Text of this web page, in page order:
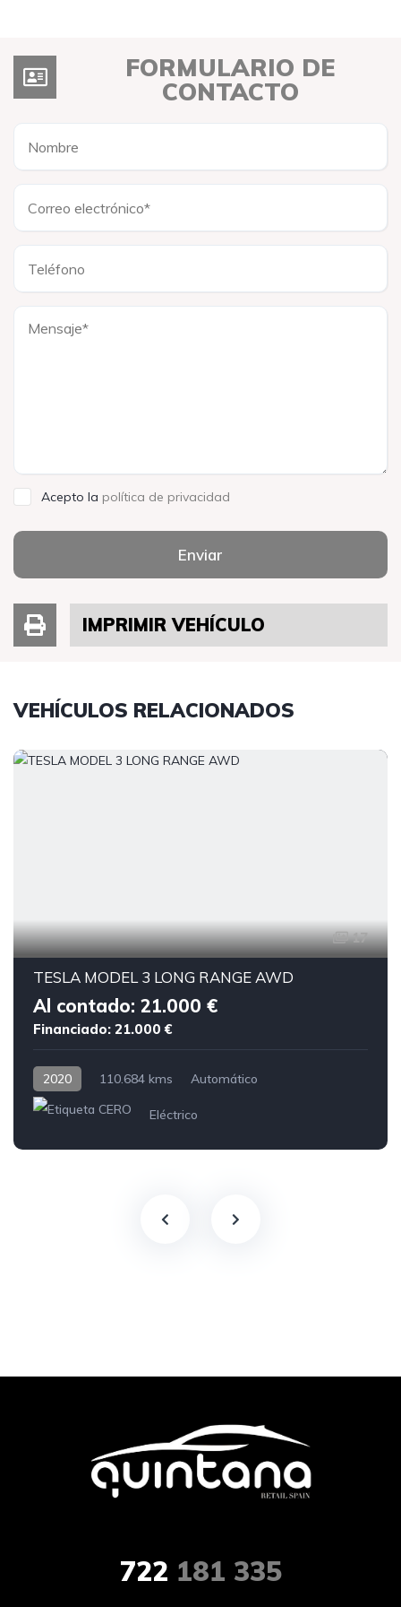
FORMULARIO DE
CONTACTO
Acepto la política de privacidad
Enviar
IMPRIMIR VEHÍCULO
VEHÍCULOS RELACIONADOS
17
TESLA MODEL 3 LONG RANGE AWD
Al contado: 21.000 €
Financiado: 21.000 €
2020 110.684 kms Automático
Eléctrico
722 181 335